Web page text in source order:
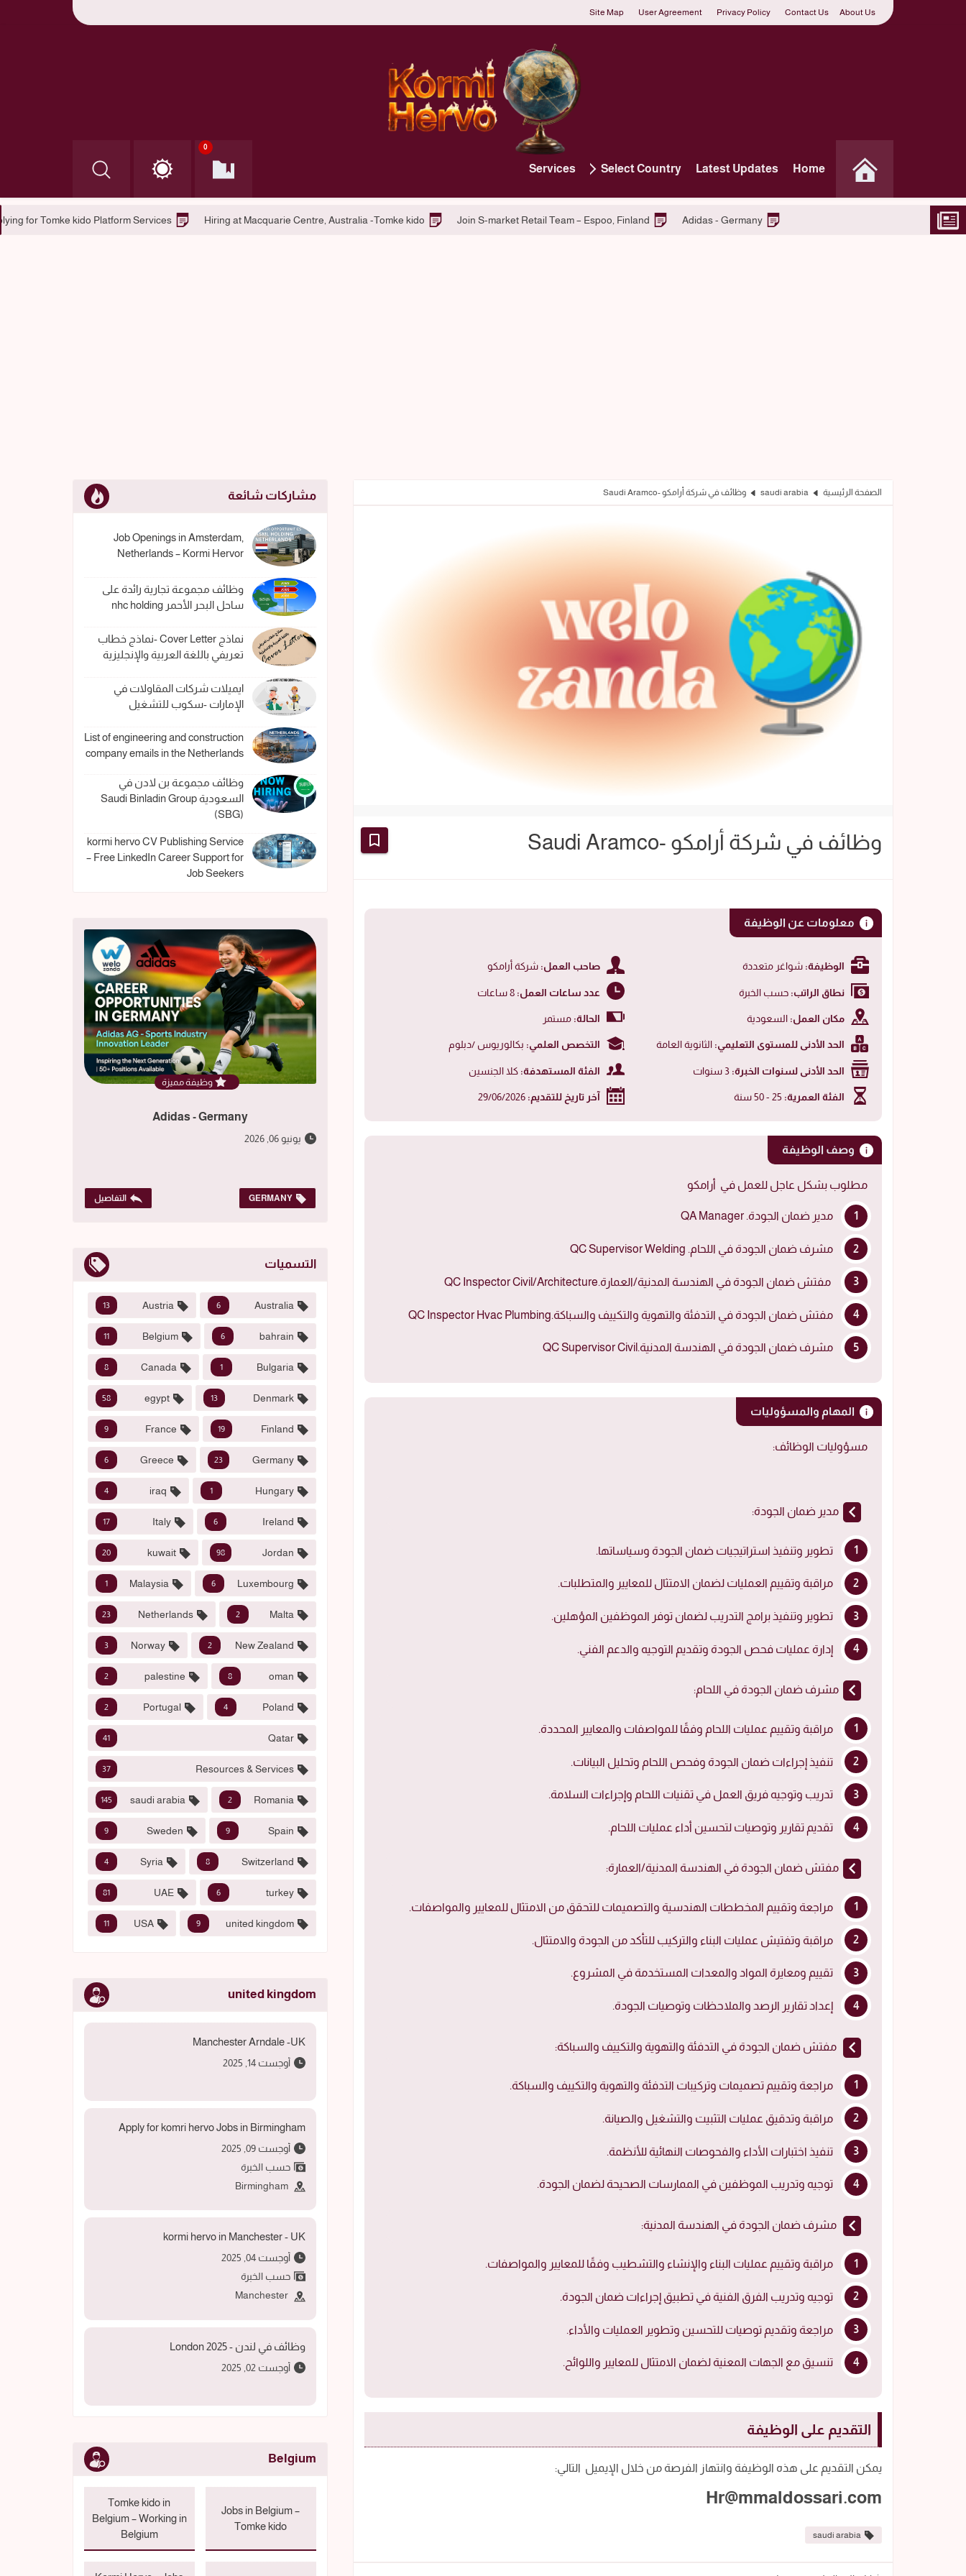
About Us
Contact Us
Privacy Policy
User Agreement
Site Map
Home
Latest Updates
Select Country
Services
0
Join S-market Retail Team – Espoo, Finland
Hiring at Macquarie Centre, Australia -Tomke kido
Applying for Tomke kido Platform Services
in Helsinki
الصفحة الرئيسية saudi arabia وظائف في شركة أرامكو -Saudi Aramco
وظائف في شركة أرامكو -Saudi Aramco
معلومات عن الوظيفة
الوظيفة: شواغر متعددة صاحب العمل: شركة أرامكو
نطاق الراتب: حسب الخبرة عدد ساعات العمل:
مكان العمل: السعودية الحالة: مستمر
الحد الأدنى للمستوى التعليمي: الثانوية العامة التخصص العلمي: بكالوريوس /دبلوم
الحد الأدنى لسنوات الخبرة: الفئة المستهدفة: كلا الجنسين
الفئة العمرية: آخر تاريخ للتقديم:
وصف الوظيفة
مطلوب بشكل عاجل للعمل في أرامكو
مدير ضمان الجودة. QA Manager
مشرف ضمان الجودة في اللحام. QC Supervisor Welding
مفتش ضمان الجودة في الهندسة المدنية/العمارة.QC Inspector Civil/Architecture
مفتش ضمان الجودة في التدفئة والتهوية والتكييف والسباكة.QC Inspector Hvac Plumbing
مشرف ضمان الجودة في الهندسة المدنية.QC Supervisor Civil
المهام والمسؤوليات
مسؤوليات الوظائف:
مدير ضمان الجودة:
تطوير وتنفيذ استراتيجيات ضمان الجودة وسياساتها.
مراقبة وتقييم العمليات لضمان الامتثال للمعايير والمتطلبات.
تطوير وتنفيذ برامج التدريب لضمان توفر الموظفين المؤهلين.
إدارة عمليات فحص الجودة وتقديم التوجيه والدعم الفني.
مشرف ضمان الجودة في اللحام:
مراقبة وتقييم عمليات اللحام وفقًا للمواصفات والمعايير المحددة.
تنفيذ إجراءات ضمان الجودة وفحص اللحام وتحليل البيانات.
تدريب وتوجيه فريق العمل في تقنيات اللحام وإجراءات السلامة.
تقديم تقارير وتوصيات لتحسين أداء عمليات اللحام.
مفتش ضمان الجودة في الهندسة المدنية/العمارة:
مراجعة وتقييم المخططات الهندسية والتصميمات للتحقق من الامتثال للمعايير والمواصفات.
مراقبة وتفتيش عمليات البناء والتركيب للتأكد من الجودة والامتثال.
تقييم ومعايرة المواد والمعدات المستخدمة في المشروع.
إعداد تقارير الرصد والملاحظات وتوصيات الجودة.
مفتش ضمان الجودة في التدفئة والتهوية والتكييف والسباكة:
مراجعة وتقييم تصميمات وتركيبات التدفئة والتهوية والتكييف والسباكة.
مراقبة وتدقيق عمليات التثبيت والتشغيل والصيانة.
تنفيذ اختبارات الأداء والفحوصات النهائية للأنظمة.
توجيه وتدريب الموظفين في الممارسات الصحيحة لضمان الجودة.
مشرف ضمان الجودة في الهندسة المدنية:
مراقبة وتقييم عمليات البناء والإنشاء والتشطيب وفقًا للمعايير والمواصفات.
توجيه وتدريب الفرق الفنية في تطبيق إجراءات ضمان الجودة.
مراجعة وتقديم توصيات للتحسين وتطوير العمليات والأداء.
تنسيق مع الجهات المعنية لضمان الامتثال للمعايير واللوائح.
التقديم على الوظيفة
يمكن التقديم على هذه الوظيفة وانتهاز الفرصة من خلال الإيميل التالي:
Hr@mmaldossari.com
saudi arabia
مشاركات شائعة
Job Openings in Amsterdam,
Netherlands – Kormi Hervor
وظائف مجموعة تجارية رائدة على
ساحل البحر الأحمر nhc holding
نماذج Cover Letter -نماذج خطاب
تعريفي باللغة العربية والإنجليزية
ايميلات شركات المقاولات في
الإمارات -سكوب للتشغيل
List of engineering and construction
company emails in the Netherlands
وظائف مجموعة بن لادن في
السعودية Saudi Binladin Group
(SBG)
kormi hervo CV Publishing Service
– Free LinkedIn Career Support for
Job Seekers
وظيفة مميزة
Adidas - Germany
يونيو 06, 2026
GERMANY التفاصيل
التسميات
Australia
6
Austria
13
bahrain
6
Belgium
11
Bulgaria
1
Canada
8
Denmark
13
egypt
58
Finland
19
France
9
Germany
23
Greece
6
Hungary
1
iraq
4
Ireland
6
Italy
17
Jordan
98
kuwait
20
Luxembourg
6
Malaysia
1
Malta
2
Netherlands
23
New Zealand
2
Norway
3
oman
8
palestine
2
Poland
4
Portugal
2
Qatar
41
Resources & Services
37
Romania
2
saudi arabia
145
Spain
9
Sweden
9
Switzerland
8
Syria
4
turkey
6
UAE
81
united kingdom
9
USA
11
united kingdom
Manchester Arndale -UK
أوجست 14, 2025
Apply for komri hervo Jobs in Birmingham
أوجست 09, 2025
حسب الخبرة
Birmingham
kormi hervo in Manchester - UK
أوجست 04, 2025
حسب الخبرة
Manchester
وظائف في لندن - 2025 London
أوجست 02, 2025
Belgium
Jobs in Belgium –
Tomke kido
Tomke kido in
Belgium – Working in
Belgium